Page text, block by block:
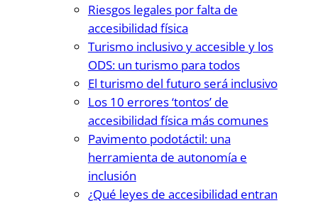
Riesgos legales por falta de
accesibilidad física
Turismo inclusivo y accesible y los
ODS: un turismo para todos
El turismo del futuro será inclusivo
Los 10 errores ‘tontos’ de
accesibilidad física más comunes
Pavimento podotáctil: una
herramienta de autonomía e
inclusión
¿Qué leyes de accesibilidad entran